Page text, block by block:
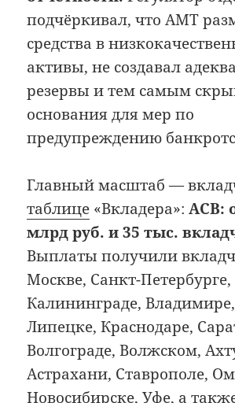
подчёркивал, что АМТ
средства в
активы, не создавал
резервы и тем самым
основания для мер по
предупреждению
Главный масштаб —
таблице «Вкладера»:АСВ:
млрд руб. и 35 тыс.
Выплаты получили
Москве, Санкт-Петербурге,
Калининграде,
Липецке, Краснодаре,
Волгограде, Волжском,
Астрахани, Ставрополе,
Новосибирске, Уфе, а